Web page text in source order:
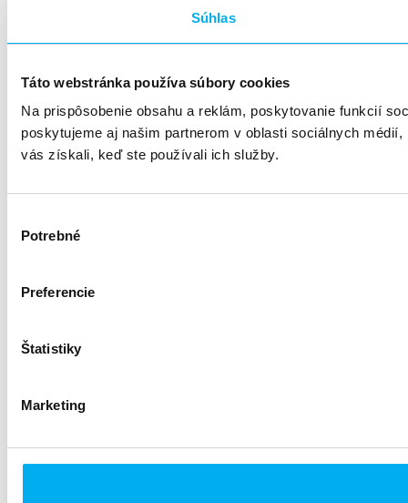
Súhlas
Táto webstránka používa súbory cookies
Na prispôsobenie obsahu a reklám, poskytovanie funkcií
poskytujeme aj našim partnerom v oblasti sociálnych
vás získali, keď ste používali ich služby.
súhlasu
Potrebné
Preferencie
Štatistiky
Marketing